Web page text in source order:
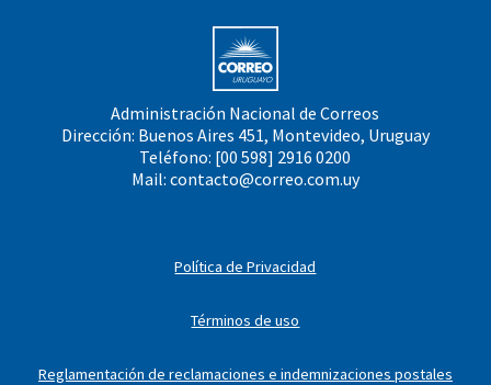
Administración Nacional de Correos
Dirección: Buenos Aires 451, Montevideo, Uruguay
Teléfono: [00 598] 2916 0200
Mail: contacto@correo.com.uy
Política de Privacidad
Términos de uso
Reglamentación de reclamaciones e indemnizaciones postales